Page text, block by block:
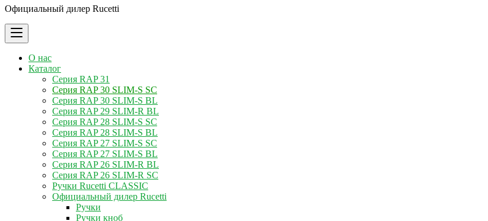
Официальный дилер Rucetti
О нас
Каталог
Серия RAP 31
Серия RAP 30 SLIM-S SC
Серия RAP 30 SLIM-S BL
Серия RAP 29 SLIM-R BL
Серия RAP 28 SLIM-S SC
Серия RAP 28 SLIM-S BL
Серия RAP 27 SLIM-S SC
Серия RAP 27 SLIM-S BL
Серия RAP 26 SLIM-R BL
Серия RAP 26 SLIM-R SC
Ручки Rucetti CLASSIC
Официальный дилер Rucetti
Ручки
Ручки кноб